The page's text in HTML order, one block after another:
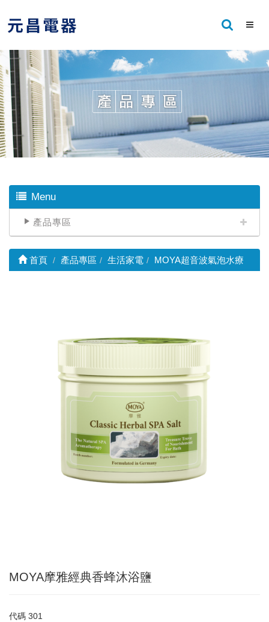
Menu
產品專區
首頁 產品專區 生活家電 MOYA超音波氣泡水療
MOYA摩雅經典香蜂沐浴鹽
代碼 301